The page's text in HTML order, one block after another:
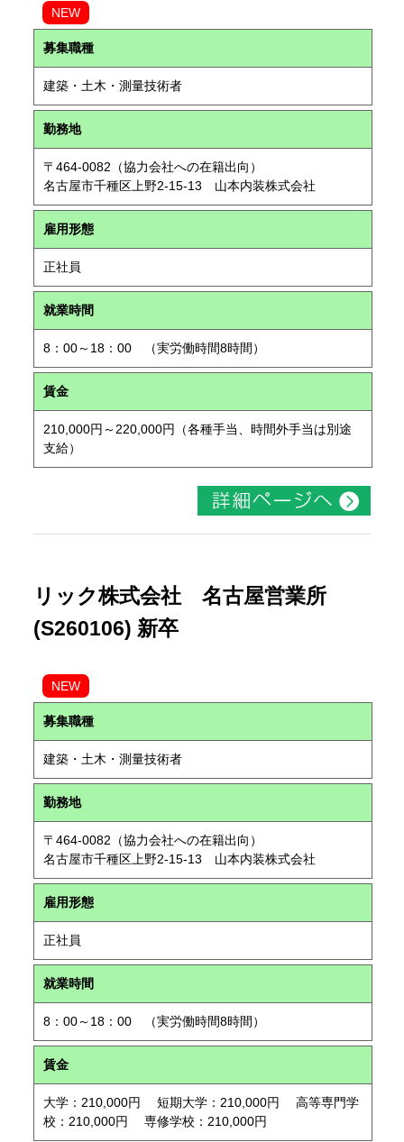
NEW
募集職種
建築・土木・測量技術者
勤務地
〒464-0082（協力会社への在籍出向）
名古屋市千種区上野2-15-13 山本内装株式会社
雇用形態
正社員
就業時間
8：00～18：00 （実労働時間8時間）
賃金
210,000円～220,000円（各種手当、時間外手当は別途
支給）
リック株式会社 名古屋営業所
(S260106) 新卒
NEW
募集職種
建築・土木・測量技術者
勤務地
〒464-0082（協力会社への在籍出向）
名古屋市千種区上野2-15-13 山本内装株式会社
雇用形態
正社員
就業時間
8：00～18：00 （実労働時間8時間）
賃金
大学：210,000円 短期大学：210,000円 高等専門学
校：210,000円 専修学校：210,000円